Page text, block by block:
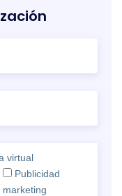
virtual
Publicidad
marketing